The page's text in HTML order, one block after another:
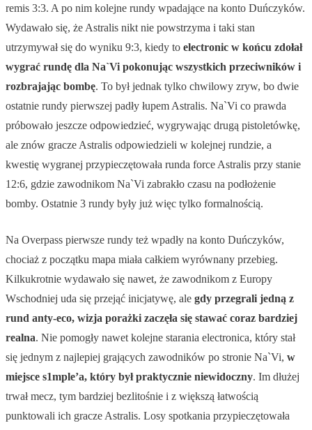
remis 3:3. A po nim kolejne rundy wpadające na konto Duńczyków.
Wydawało się, że Astralis nikt nie powstrzyma i taki stan
utrzymywał się do wyniku 9:3, kiedy to electronic w końcu zdołał
wygrać rundę dla Na`Vi pokonując wszystkich przeciwników i
rozbrajając bombę. To był jednak tylko chwilowy zryw, bo dwie
ostatnie rundy pierwszej padły łupem Astralis. Na`Vi co prawda
próbowało jeszcze odpowiedzieć, wygrywając drugą pistoletówkę,
ale znów gracze Astralis odpowiedzieli w kolejnej rundzie, a
kwestię wygranej przypieczętowała runda force Astralis przy stanie
12:6, gdzie zawodnikom Na`Vi zabrakło czasu na podłożenie
bomby. Ostatnie 3 rundy były już więc tylko formalnością.
Na Overpass pierwsze rundy też wpadły na konto Duńczyków,
chociaż z początku mapa miała całkiem wyrównany przebieg.
Kilkukrotnie wydawało się nawet, że zawodnikom z Europy
Wschodniej uda się przejąć inicjatywę, ale gdy przegrali jedną z
rund anty-eco, wizja porażki zaczęła się stawać coraz bardziej
realna. Nie pomogły nawet kolejne starania electronica, który stał
się jednym z najlepiej grających zawodników po stronie Na`Vi, w
miejsce s1mple’a, który był praktycznie niewidoczny. Im dłużej
trwał mecz, tym bardziej bezlitośnie i z większą łatwością
punktowali ich gracze Astralis. Losy spotkania przypieczętowała